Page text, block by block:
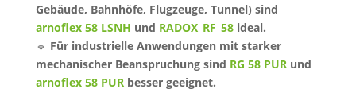
Gebäude, Bahnhöfe, Flugzeuge, Tunnel) sind
arnoflex 58 LSNH und RADOX_RF_58ideal.
🔹 Für industrielle Anwendungen mit starker
mechanischer Beanspruchung sind RG 58 PURund
arnoflex 58 PURbesser geeignet.